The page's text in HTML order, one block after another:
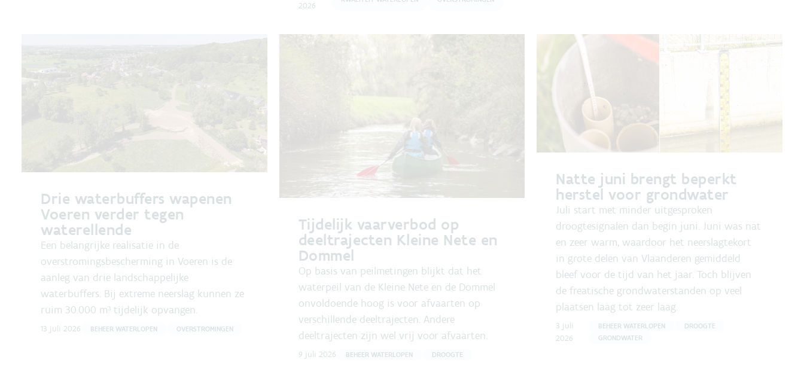
2026
Drie waterbuffers wapenen
Voeren verder tegen
waterellende
Een belangrijke realisatie in de
overstromingsbescherming in Voeren is de
aanleg van drie landschappelijke
waterbuffers. Bij extreme neerslag kunnen ze
ruim 30.000 m³ tijdelijk opvangen.
13 juli 2026 BEHEER WATERLOPEN OVERSTROMINGEN
Tijdelijk vaarverbod op
deeltrajecten Kleine Nete en
Dommel
Op basis van peilmetingen blijkt dat het
waterpeil van de Kleine Nete en de Dommel
onvoldoende hoog is voor afvaarten op
verschillende deeltrajecten. Andere
deeltrajecten zijn wel vrij voor afvaarten.
9 juli 2026 BEHEER WATERLOPEN DROOGTE
Natte juni brengt beperkt
herstel voor grondwater
Juli start met minder uitgesproken
droogtesignalen dan begin juni. Juni was nat
en zeer warm, waardoor het neerslagtekort
in grote delen van Vlaanderen gemiddeld
bleef voor de tijd van het jaar. Toch blijven
de freatische grondwaterstanden op veel
plaatsen laag tot zeer laag.
3 juli
2026
BEHEER WATERLOPEN
DROOGTE
GRONDWATER